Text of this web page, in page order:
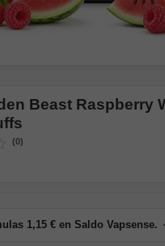
Beast Raspberry
(0)
1,15 € en Saldo Vapsense. ·